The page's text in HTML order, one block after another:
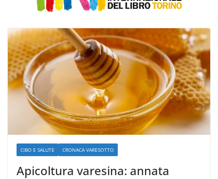
CIBO E SALUTE CRONACA VARESOTTO
Apicoltura varesina: annata